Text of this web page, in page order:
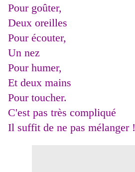
Pour goûter,
Deux oreilles
Pour écouter,
Un nez
Pour humer,
Et deux mains
Pour toucher.
C'est pas très compliqué
Il suffit de ne pas mélanger !